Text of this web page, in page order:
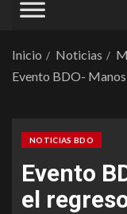
Inicio Noticias
Evento BDO-
NOTICIAS BDO
Evento
el